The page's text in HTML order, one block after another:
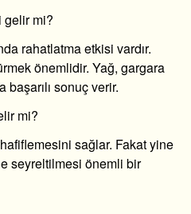
gelir mi?
rahatlatma etkisi vardır.
önemlidir. Yağ, gargara
başarılı sonuç verir.
mi?
hafiflemesini sağlar. Fakat yine
seyreltilmesi önemli bir